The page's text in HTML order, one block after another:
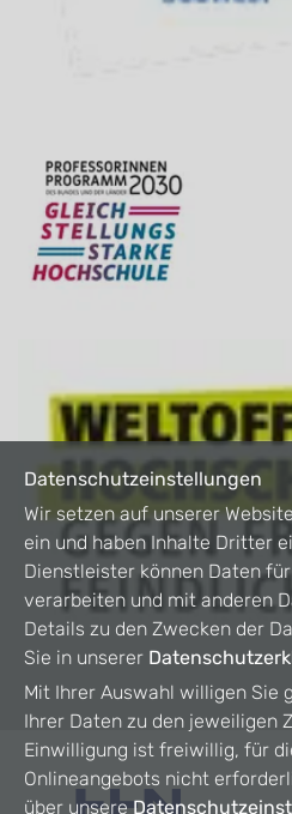
Datenschutzeinstellungen
Wir setzen auf unserer
ein und haben Inhalte Dritter
Dienstleister können Daten
verarbeiten und mit anderen
Details zu den Zwecken der
Sie in unserer
Mit Ihrer Auswahl willigen Sie
Ihrer Daten zu den jeweiligen
Einwilligung ist freiwillig, für
Onlineangebots nicht
über unsere